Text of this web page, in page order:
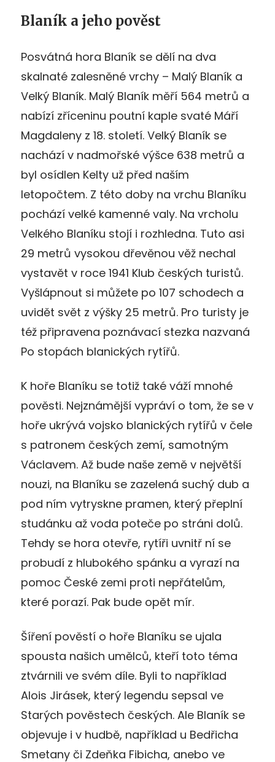
Blaník a jeho pověst
Posvátná hora Blaník se dělí na dva
skalnaté zalesněné vrchy – Malý Blaník a
Velký Blaník. Malý Blaník měří 564 metrů a
nabízí zříceninu poutní kaple svaté Máří
Magdaleny z 18. století. Velký Blaník se
nachází v nadmořské výšce 638 metrů a
byl osídlen Kelty už před naším
letopočtem. Z této doby na vrchu Blaníku
pochází velké kamenné valy. Na vrcholu
Velkého Blaníku stojí i rozhledna. Tuto asi
29 metrů vysokou dřevěnou věž nechal
vystavět v roce 1941 Klub českých turistů.
Vyšlápnout si můžete po 107 schodech a
uvidět svět z výšky 25 metrů. Pro turisty je
též připravena poznávací stezka nazvaná
Po stopách blanických rytířů.
K hoře Blaníku se totiž také váží mnohé
pověsti. Nejznámější vypráví o tom, že se v
hoře ukrývá vojsko blanických rytířů v čele
s patronem českých zemí, samotným
Václavem. Až bude naše země v největší
nouzi, na Blaníku se zazelená suchý dub a
pod ním vytryskne pramen, který přeplní
studánku až voda poteče po stráni dolů.
Tehdy se hora otevře, rytíři uvnitř ní se
probudí z hlubokého spánku a vyrazí na
pomoc České zemi proti nepřátelům,
které porazí. Pak bude opět mír.
Šíření pověstí o hoře Blaníku se ujala
spousta našich umělců, kteří toto téma
ztvárnili ve svém díle. Byli to například
Alois Jirásek, který legendu sepsal ve
Starých pověstech českých. Ale Blaník se
objevuje i v hudbě, například u Bedřicha
Smetany či Zdeňka Fibicha, anebo ve